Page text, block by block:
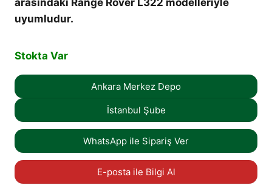
uyumludur.
Stokta Var
Ankara Merkez Depo
İstanbul Şube
WhatsApp ile Sipariş Ver
E-posta ile Bilgi Al